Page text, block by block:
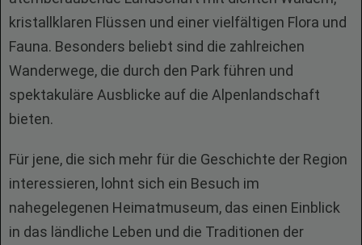
kristallklaren Flüssen und einer vielfältigen Flora und
Fauna. Besonders beliebt sind die zahlreichen
Wanderwege, die durch den Park führen und
spektakuläre Ausblicke auf die Alpenlandschaft
bieten.
Für jene, die sich mehr für die Geschichte der Region
interessieren, lohnt sich ein Besuch im
nahegelegenen Heimatmuseum, das einen Einblick
in das ländliche Leben und die Traditionen der